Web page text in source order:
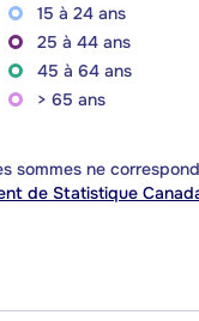
15 à 24 ans
25 à 44 ans
45 à 64 ans
> 65 ans
ne
de Statistique